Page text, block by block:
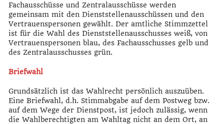
Fachausschüsse und Zentralausschüsse werden
gemeinsam mit den Dienststellenausschüssen und den
Vertrauenspersonen gewählt. Der amtliche Stimmzettel
ist für die Wahl des Dienststellenausschusses weiß, von
Vertrauenspersonen blau, des Fachausschusses gelb und
des Zentralausschusses grün.
Briefwahl
Grundsätzlich ist das Wahlrecht persönlich auszuüben.
Eine Briefwahl, d.h. Stimmabgabe auf dem Postweg bzw.
auf dem Wege der Dienstpost, ist jedoch zulässig, wenn
die Wahlberechtigten am Wahltag nicht an dem Ort, an